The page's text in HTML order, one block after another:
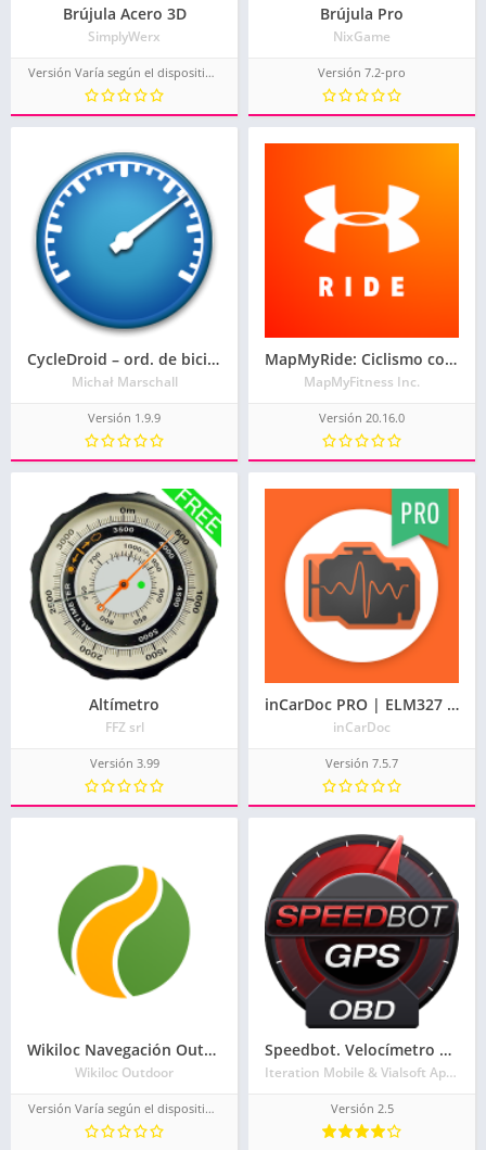
Brújula Acero 3D
SimplyWerx
Versión Varía según el dispositivo.
Brújula Pro
NixGame
Versión 7.2-pro
CycleDroid – ord. de bicicleta
Michał Marschall
Versión 1.9.9
MapMyRide: Ciclismo con GPS
MapMyFitness Inc.
Versión 20.16.0
Altímetro
FFZ srl
Versión 3.99
inCarDoc PRO | ELM327 El escáner OBD2
inCarDoc
Versión 7.5.7
Wikiloc Navegación Outdoor GPS
Wikiloc Outdoor
Versión Varía según el dispositivo.
Speedbot. Velocímetro GPS/OBD2
Iteration Mobile & Vialsoft Apps
Versión 2.5